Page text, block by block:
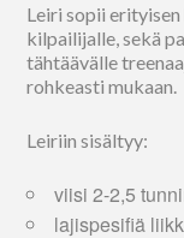
Leiri sopii
kilpailijalle, sekä
tähtäävälle
rohkeasti mukaan.
Leiriin sisältyy:
viisi 2-2,5
lajispesifiä